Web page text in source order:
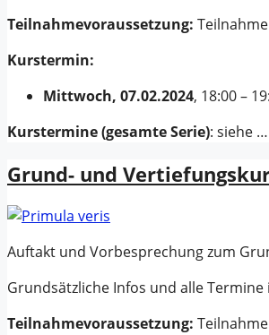
Teilnahmevoraussetzung:
Kurstermin:
Mittwoch, 07.02.2024, 18:00 –
Kurstermine(gesamte Serie): siehe …
Grund- und
Auftakt und Vorbesprechung zum
Grundsätzliche Infos und alle Termine
Teilnahmevoraussetzung: